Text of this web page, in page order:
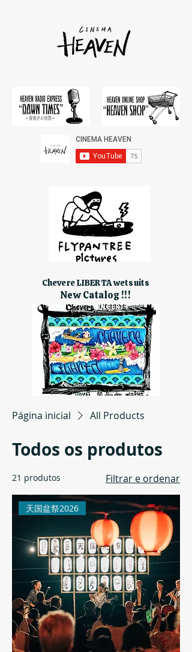
Chevere LIBERTA wetsuits
New Catalog !!!
Página inicial All Products
Todos os produtos
21 produtos Filtrar e ordenar
天国盆祭2026